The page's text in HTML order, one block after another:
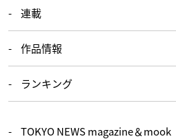
連載
作品情報
ランキング
TOKYO NEWS magazine＆mook